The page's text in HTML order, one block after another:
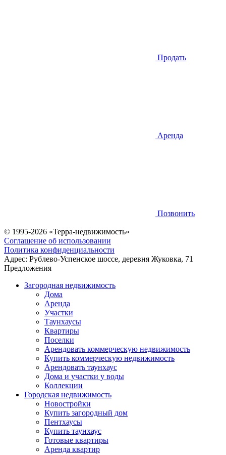
Продать
Аренда
Позвонить
© 1995-2026 «Терра-недвижимость»
Соглашение об использовании
Политика конфиденциальности
Адрес: Рублево-Успенское шоссе, деревня Жуковка, 71
Предложения
Загородная недвижимость
Дома
Аренда
Участки
Таунхаусы
Квартиры
Поселки
Арендовать коммерческую недвижимость
Купить коммерческую недвижимость
Арендовать таунхаус
Дома и участки у воды
Коллекции
Городская недвижимость
Новостройки
Купить загородный дом
Пентхаусы
Купить таунхаус
Готовые квартиры
Аренда квартир